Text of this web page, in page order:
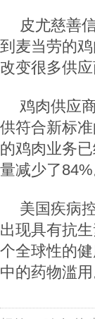
皮尤慈善
到麦当劳的
改变很多供应
鸡肉供应
供符合新标
的鸡肉业务
量减少了84%
美国疾病
出现具有抗
个全球性的
中的药物滥用